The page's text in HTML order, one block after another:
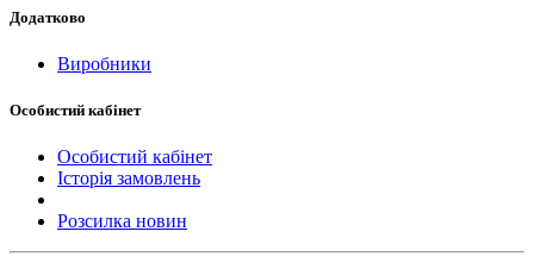
Додатково
Виробники
Особистий кабінет
Особистий кабінет
Історія замовлень
Розсилка новин